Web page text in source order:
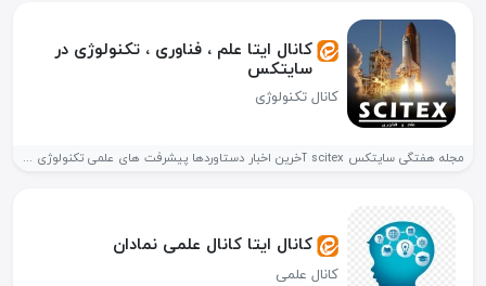
کانال ایتا علم ، فناوری ، تکنولوژی در
سایتکس
کانال تکنولوژی
مجله هفتگی سایتکس scitex آخرین اخبار دستاوردها پیشرفت های علمی تکنولوژی دانش...
کانال ایتا کانال علمی نمادان
کانال علمی